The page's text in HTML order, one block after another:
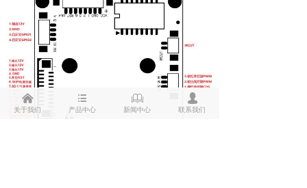
낀
关于我们
뀑
产品中心
ꁡ
新闻中心
넙
联系我们